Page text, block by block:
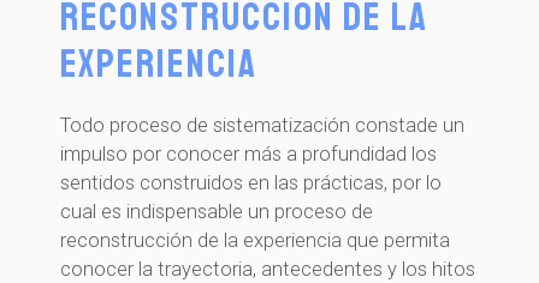
Reconstrucción de la
experiencia
Todo proceso de sistematización constade un
impulso por conocer más a profundidad los
sentidos construidos en las prácticas, por lo
cual es indispensable un proceso de
reconstrucción de la experiencia que permita
conocer la trayectoria, antecedentes y los hitos